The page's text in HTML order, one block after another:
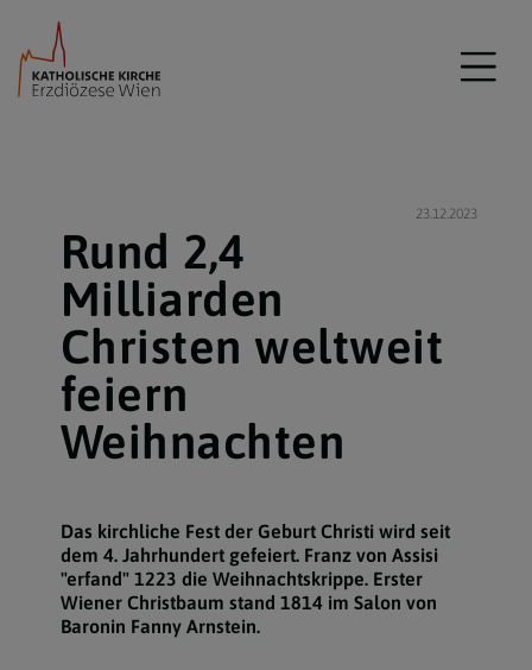
23.12.2023
Rund 2,4
Milliarden
Christen weltweit
feiern
Weihnachten
Das kirchliche Fest der Geburt Christi wird seit
dem 4. Jahrhundert gefeiert. Franz von Assisi
"erfand" 1223 die Weihnachtskrippe. Erster
Wiener Christbaum stand 1814 im Salon von
Baronin Fanny Arnstein.